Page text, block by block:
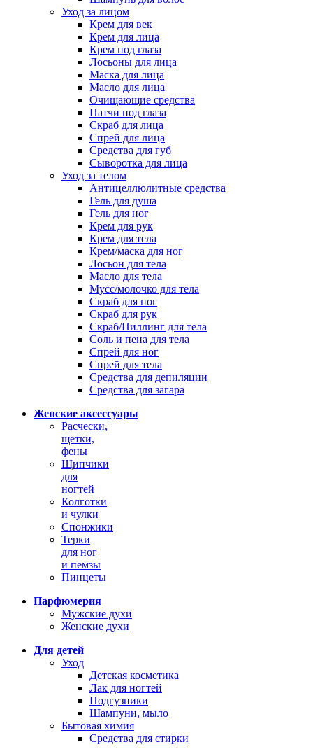
Уход за лицом
Крем для век
Крем для лица
Крем под глаза
Лосьоны для лица
Маска для лица
Масло для лица
Очищающие средства
Патчи под глаза
Скраб для лица
Спрей для лица
Средства для губ
Сыворотка для лица
Уход за телом
Антицеллюлитные средства
Гель для душа
Гель для ног
Крем для рук
Крем для тела
Крем/маска для ног
Лосьон для тела
Масло для тела
Мусс/молочко для тела
Скраб для ног
Скраб для рук
Скраб/Пиллинг для тела
Соль и пена для тела
Спрей для ног
Спрей для тела
Средства для депиляции
Средства для загара
Женские аксессуары
Расчески,
щетки,
фены
Щипчики
для
ногтей
Колготки
и чулки
Спонжики
Терки
для ног
и пемзы
Пинцеты
Парфюмерия
Мужские духи
Женские духи
Для детей
Уход
Детская косметика
Лак для ногтей
Подгузники
Шампуни, мыло
Бытовая химия
Средства для стирки